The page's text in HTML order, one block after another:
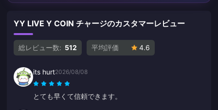
YY LIVE Y COIN チャージのカスタマーレビュー
総レビュー数: 512 平均評価 4.6
its hurt2026/08/08
とても早くて信頼できます。